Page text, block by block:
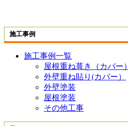
施工事例
施工事例一覧
屋根重ね葺き（カバー）
外壁重ね貼り(カバー）
外壁塗装
屋根塗装
その他工事